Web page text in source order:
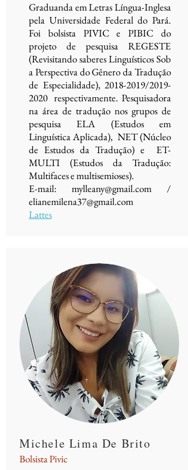
Graduanda em Letras Língua-Inglesa
pela Universidade Federal do Pará.
Foi bolsista PIVIC e PIBIC do
projeto de pesquisa REGESTE
(Revisitando saberes Linguísticos Sob
a Perspectiva do Gênero da Tradução
de Especialidade), 2018-2019/2019-
2020 respectivamente. Pesquisadora
na área de tradução nos grupos de
pesquisa ELA (Estudos em
Linguística Aplicada), NET (Núcleo
de Estudos da Tradução) e ET-
MULTI (Estudos da Tradução:
Multifaces e multisemioses).
E-mail: mylleany@gmail.com /
elianemilena37@gmail.com
Lattes
Michele Lima De Brito
Bolsista Pivic